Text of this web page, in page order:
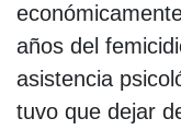
años del
asistencia
tuvo que dejar